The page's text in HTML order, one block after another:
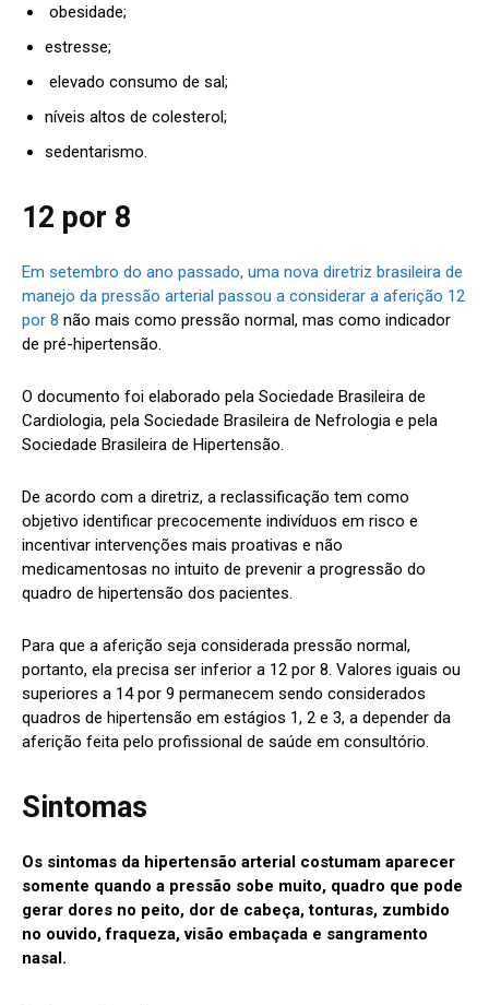
obesidade;
estresse;
elevado consumo de sal;
níveis altos de colesterol;
sedentarismo.
12 por 8
Em setembro do ano passado, uma nova diretriz brasileira de
manejo da pressão arterial passou a considerar a aferição 12
por 8 não mais como pressão normal, mas como indicador
de pré-hipertensão.
O documento foi elaborado pela Sociedade Brasileira de
Cardiologia, pela Sociedade Brasileira de Nefrologia e pela
Sociedade Brasileira de Hipertensão.
De acordo com a diretriz, a reclassificação tem como
objetivo identificar precocemente indivíduos em risco e
incentivar intervenções mais proativas e não
medicamentosas no intuito de prevenir a progressão do
quadro de hipertensão dos pacientes.
Para que a aferição seja considerada pressão normal,
portanto, ela precisa ser inferior a 12 por 8. Valores iguais ou
superiores a 14 por 9 permanecem sendo considerados
quadros de hipertensão em estágios 1, 2 e 3, a depender da
aferição feita pelo profissional de saúde em consultório.
Sintomas
Os sintomas da hipertensão arterial costumam aparecer
somente quando a pressão sobe muito, quadro que pode
gerar dores no peito, dor de cabeça, tonturas, zumbido
no ouvido, fraqueza, visão embaçada e sangramento
nasal.